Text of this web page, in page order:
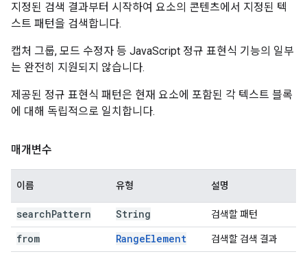
지정된 검색 결과부터 시작하여 요소의 콘텐츠에서 지정된 텍
스트 패턴을 검색합니다.
캡처 그룹, 모드 수정자 등 JavaScript 정규 표현식 기능의 일부
는 완전히 지원되지 않습니다.
제공된 정규 표현식 패턴은 현재 요소에 포함된 각 텍스트 블록
에 대해 독립적으로 일치합니다.
매개변수
이름 유형 설명
searchPattern String 검색할 패턴
from RangeElement 검색할 검색 결과